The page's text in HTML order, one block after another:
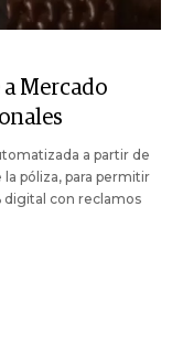
a Mercado
a partir de
póliza, para permitir
digital con reclamos